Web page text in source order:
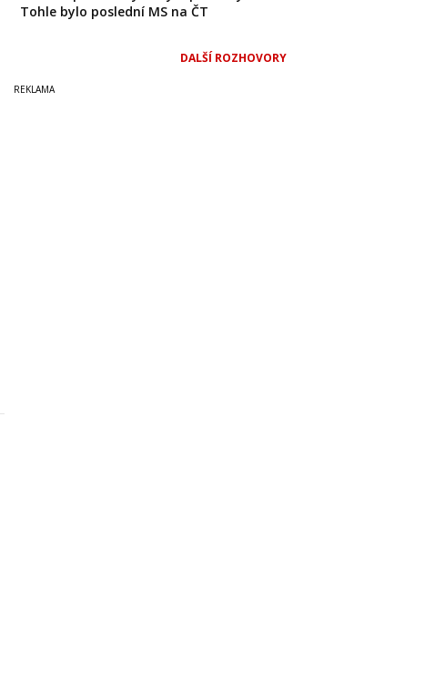
Tohle bylo poslední MS na ČT
DALŠÍ ROZHOVORY